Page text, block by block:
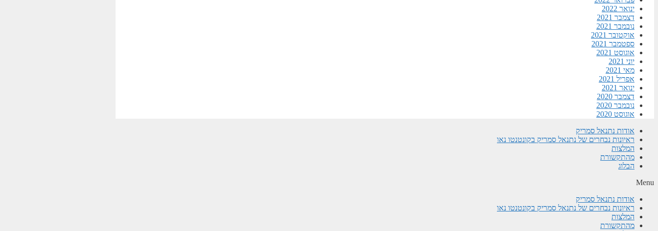
ינואר 2022
דצמבר 2021
נובמבר 2021
אוקטובר 2021
ספטמבר 2021
אוגוסט 2021
יוני 2021
מאי 2021
אפריל 2021
ינואר 2021
דצמבר 2020
נובמבר 2020
אוגוסט 2020
אודות נתנאל סמריק
ראיונות נבחרים של נתנאל סמריק בקונטנטו נאו
המלצות
מהתקשורת
הבלוג
Menu
אודות נתנאל סמריק
ראיונות נבחרים של נתנאל סמריק בקונטנטו נאו
המלצות
מהתקשורת